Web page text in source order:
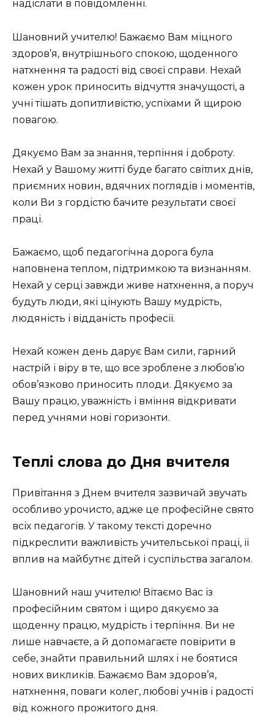
надіслати в повідомленні.
Шановний учителю! Бажаємо Вам міцного
здоров’я, внутрішнього спокою, щоденного
натхнення та радості від своєї справи. Нехай
кожен урок приносить відчуття значущості, а
учні тішать допитливістю, успіхами й щирою
повагою.
Дякуємо Вам за знання, терпіння і доброту.
Нехай у Вашому житті буде багато світлих днів,
приємних новин, вдячних поглядів і моментів,
коли Ви з гордістю бачите результати своєї
праці.
Бажаємо, щоб педагогічна дорога була
наповнена теплом, підтримкою та визнанням.
Нехай у серці завжди живе натхнення, а поруч
будуть люди, які цінують Вашу мудрість,
людяність і відданість професії.
Нехай кожен день дарує Вам сили, гарний
настрій і віру в те, що все зроблене з любов’ю
обов’язково приносить плоди. Дякуємо за
Вашу працю, уважність і вміння відкривати
перед учнями нові горизонти.
Теплі слова до Дня вчителя
Привітання з Днем вчителя зазвичай звучать
особливо урочисто, адже це професійне свято
всіх педагогів. У такому тексті доречно
підкреслити важливість учительської праці, її
вплив на майбутнє дітей і суспільства загалом.
Шановний наш учителю! Вітаємо Вас із
професійним святом і щиро дякуємо за
щоденну працю, мудрість і терпіння. Ви не
лише навчаєте, а й допомагаєте повірити в
себе, знайти правильний шлях і не боятися
нових викликів. Бажаємо Вам здоров’я,
натхнення, поваги колег, любові учнів і радості
від кожного прожитого дня.